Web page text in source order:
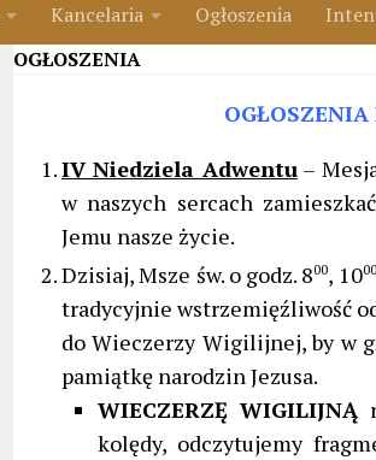
Kancelaria Ogłoszenia
OGŁOSZENIA
IV Niedziela Adwentu–
w naszych sercach
Jemu nasze życie.
Dzisiaj, Msze św. o godz. 800, 1000
tradycyjnie wstrzemięźliwość
do Wieczerzy Wigilijnej, by w
pamiątkę narodzin Jezusa.
WIECZERZĘ WIGILIJNĄ
kolędy, odczytujemy